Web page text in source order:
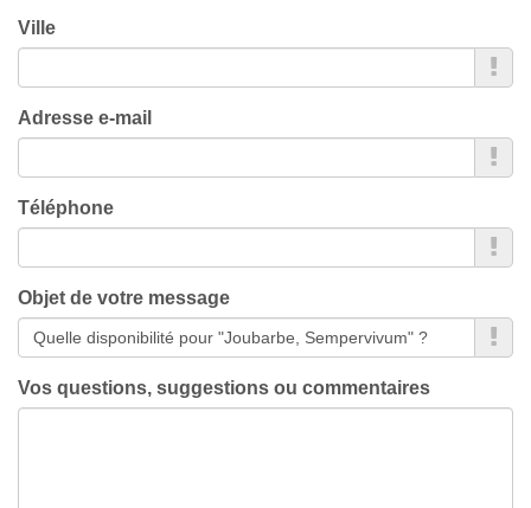
Ville
Adresse e-mail
Téléphone
Objet de votre message
Vos questions, suggestions ou commentaires